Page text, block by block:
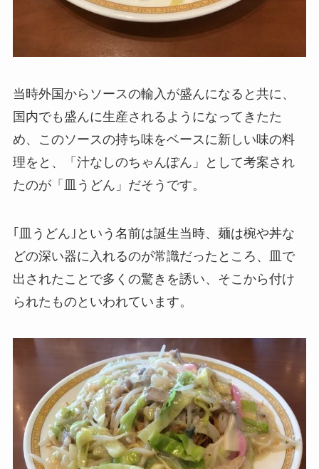
当時外国からソースの輸入が盛んになると共に、
国内でも盛んに生産されるようになってきたた
め、このソースの持ち味をベースに新しい味の料
理をと、「汁なしのちゃんぽん」として考案され
たのが「皿うどん」だそうです。
｢皿うどん｣という名前は誕生当時、麺は椀や丼な
どの深い器に入れるのが常識だったところ、皿で
出されたことで多くの驚きを誘い、そこから付け
られたものといわれています。